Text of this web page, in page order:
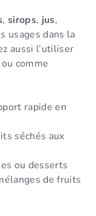
, sirops, jus,
usages dans la
aussi l’utiliser
comme
rapide en
séchés aux
ou desserts
de fruits